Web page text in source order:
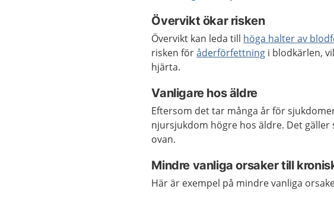
Övervikt ökar risken
Övervikt kan leda till höga halter av
risken föråderförfettning i blodkärlen,
hjärta.
Vanligare hos äldre
Eftersom det tar många år för
njursjukdom högre hos äldre. Det
ovan.
Mindre vanliga orsaker till
Här är exempel på mindre vanliga